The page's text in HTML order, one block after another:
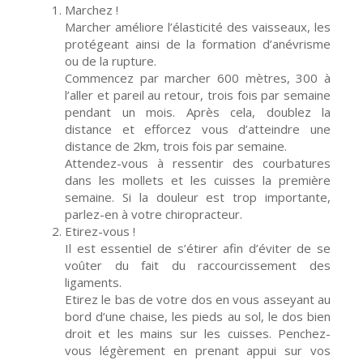
Marchez !
Marcher améliore l’élasticité des vaisseaux, les
protégeant ainsi de la formation d’anévrisme
ou de la rupture.
Commencez par marcher 600 mètres, 300 à
l’aller et pareil au retour, trois fois par semaine
pendant un mois. Après cela, doublez la
distance et efforcez vous d’atteindre une
distance de 2km, trois fois par semaine.
Attendez-vous à ressentir des courbatures
dans les mollets et les cuisses la première
semaine. Si la douleur est trop importante,
parlez-en à votre chiropracteur.
Etirez-vous !
Il est essentiel de s’étirer afin d’éviter de se
voûter du fait du raccourcissement des
ligaments.
Etirez le bas de votre dos en vous asseyant au
bord d’une chaise, les pieds au sol, le dos bien
droit et les mains sur les cuisses. Penchez-
vous légèrement en prenant appui sur vos